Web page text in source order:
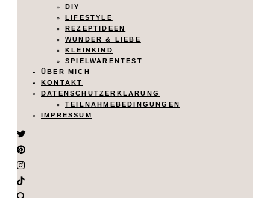
DIY
LIFESTYLE
REZEPTIDEEN
WUNDER & LIEBE
KLEINKIND
SPIELWARENTEST
ÜBER MICH
KONTAKT
DATENSCHUTZERKLÄRUNG
TEILNAHMEBEDINGUNGEN
IMPRESSUM